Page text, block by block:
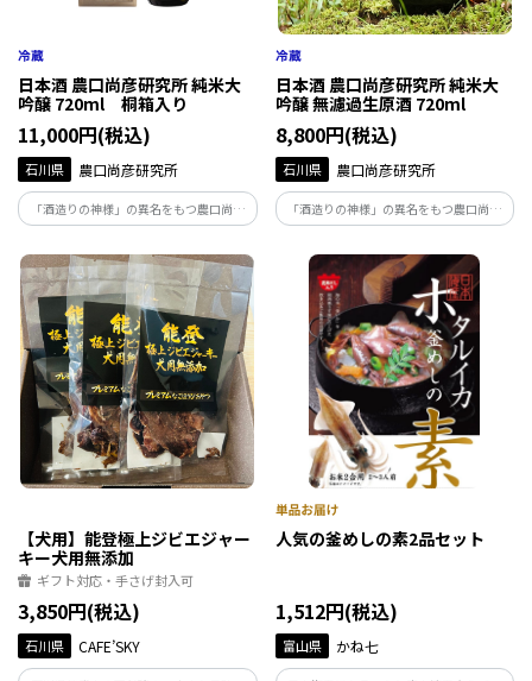
日本酒 農口尚彦研究所 純米大
吟醸 720ml 桐箱入り
11,000円(税込)
石川県 農口尚彦研究所
「酒造りの神様」の異名をもつ農口尚彦
によって醸された酒は、人生を捧げ、磨き
上げた味。地下93ｍから湧き出る霊峰白
山の雪解け水で仕込む無濾過生原酒は絶
妙な吾味のバランスが整った味わいです。
日本酒 農口尚彦研究所 純米大
吟醸 無濾過生原酒 720ml
8,800円(税込)
石川県 農口尚彦研究所
「酒造りの神様」の異名をもつ農口尚彦
によって醸された酒は、人生を捧げ、磨き
上げた味。地下93ｍから湧き出る霊峰白
山の雪解け水で仕込む無濾過生原酒は絶
妙な吾味のバランスが整った味わいです。
【犬用】能登極上ジビエジャー
キー犬用無添加
ギフト対応・手さげ封入可
3,850円(税込)
石川県 CAFE’SKY
人気の釜めしの素2品セット
1,512円(税込)
富山県 かね七